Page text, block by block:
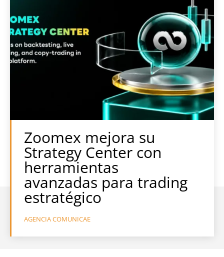
Zoomex mejora su
Strategy Center con
herramientas
avanzadas para trading
estratégico
AGENCIA COMUNICAE